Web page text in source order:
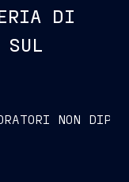
DI
SUL
NON